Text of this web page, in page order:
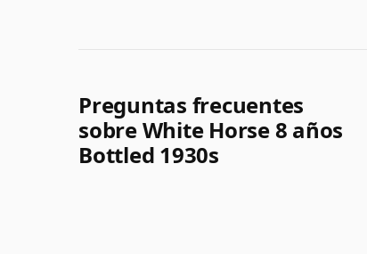
Preguntas frecuentes
sobre White Horse 8 años
Bottled 1930s